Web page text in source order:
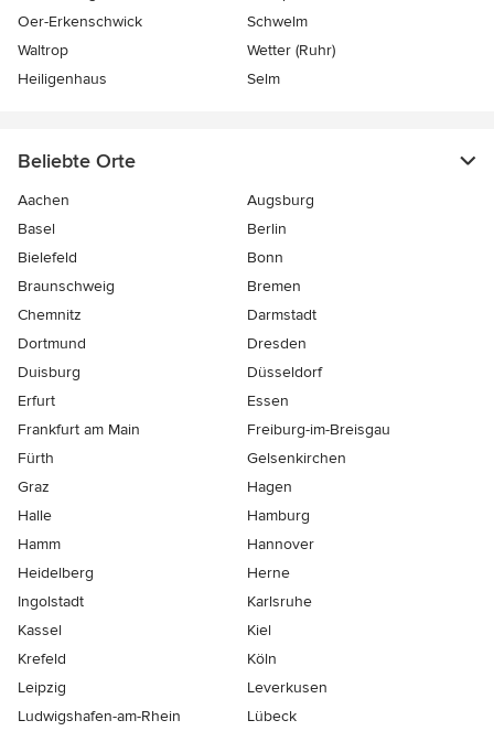
Oer-Erkenschwick
Schwelm
Waltrop
Wetter (Ruhr)
Heiligenhaus
Selm
Beliebte Orte
Aachen
Augsburg
Basel
Berlin
Bielefeld
Bonn
Braunschweig
Bremen
Chemnitz
Darmstadt
Dortmund
Dresden
Duisburg
Düsseldorf
Erfurt
Essen
Frankfurt am Main
Freiburg-im-Breisgau
Fürth
Gelsenkirchen
Graz
Hagen
Halle
Hamburg
Hamm
Hannover
Heidelberg
Herne
Ingolstadt
Karlsruhe
Kassel
Kiel
Krefeld
Köln
Leipzig
Leverkusen
Ludwigshafen-am-Rhein
Lübeck